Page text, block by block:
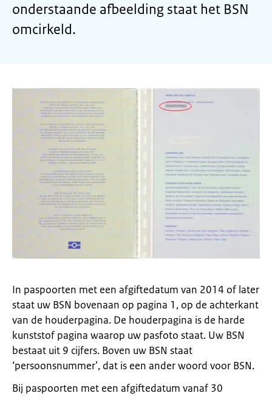
onderstaande afbeelding staat het BSN
omcirkeld.
In paspoorten met een afgiftedatum van 2014 of later
staat uw BSN bovenaan op pagina 1, op de achterkant
van de houderpagina. De houderpagina is de harde
kunststof pagina waarop uw pasfoto staat. Uw BSN
bestaat uit 9 cijfers. Boven uw BSN staat
‘persoonsnummer’, dat is een ander woord voor BSN.
Bij paspoorten met een afgiftedatum vanaf 30